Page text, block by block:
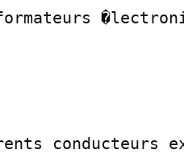
conducteurs